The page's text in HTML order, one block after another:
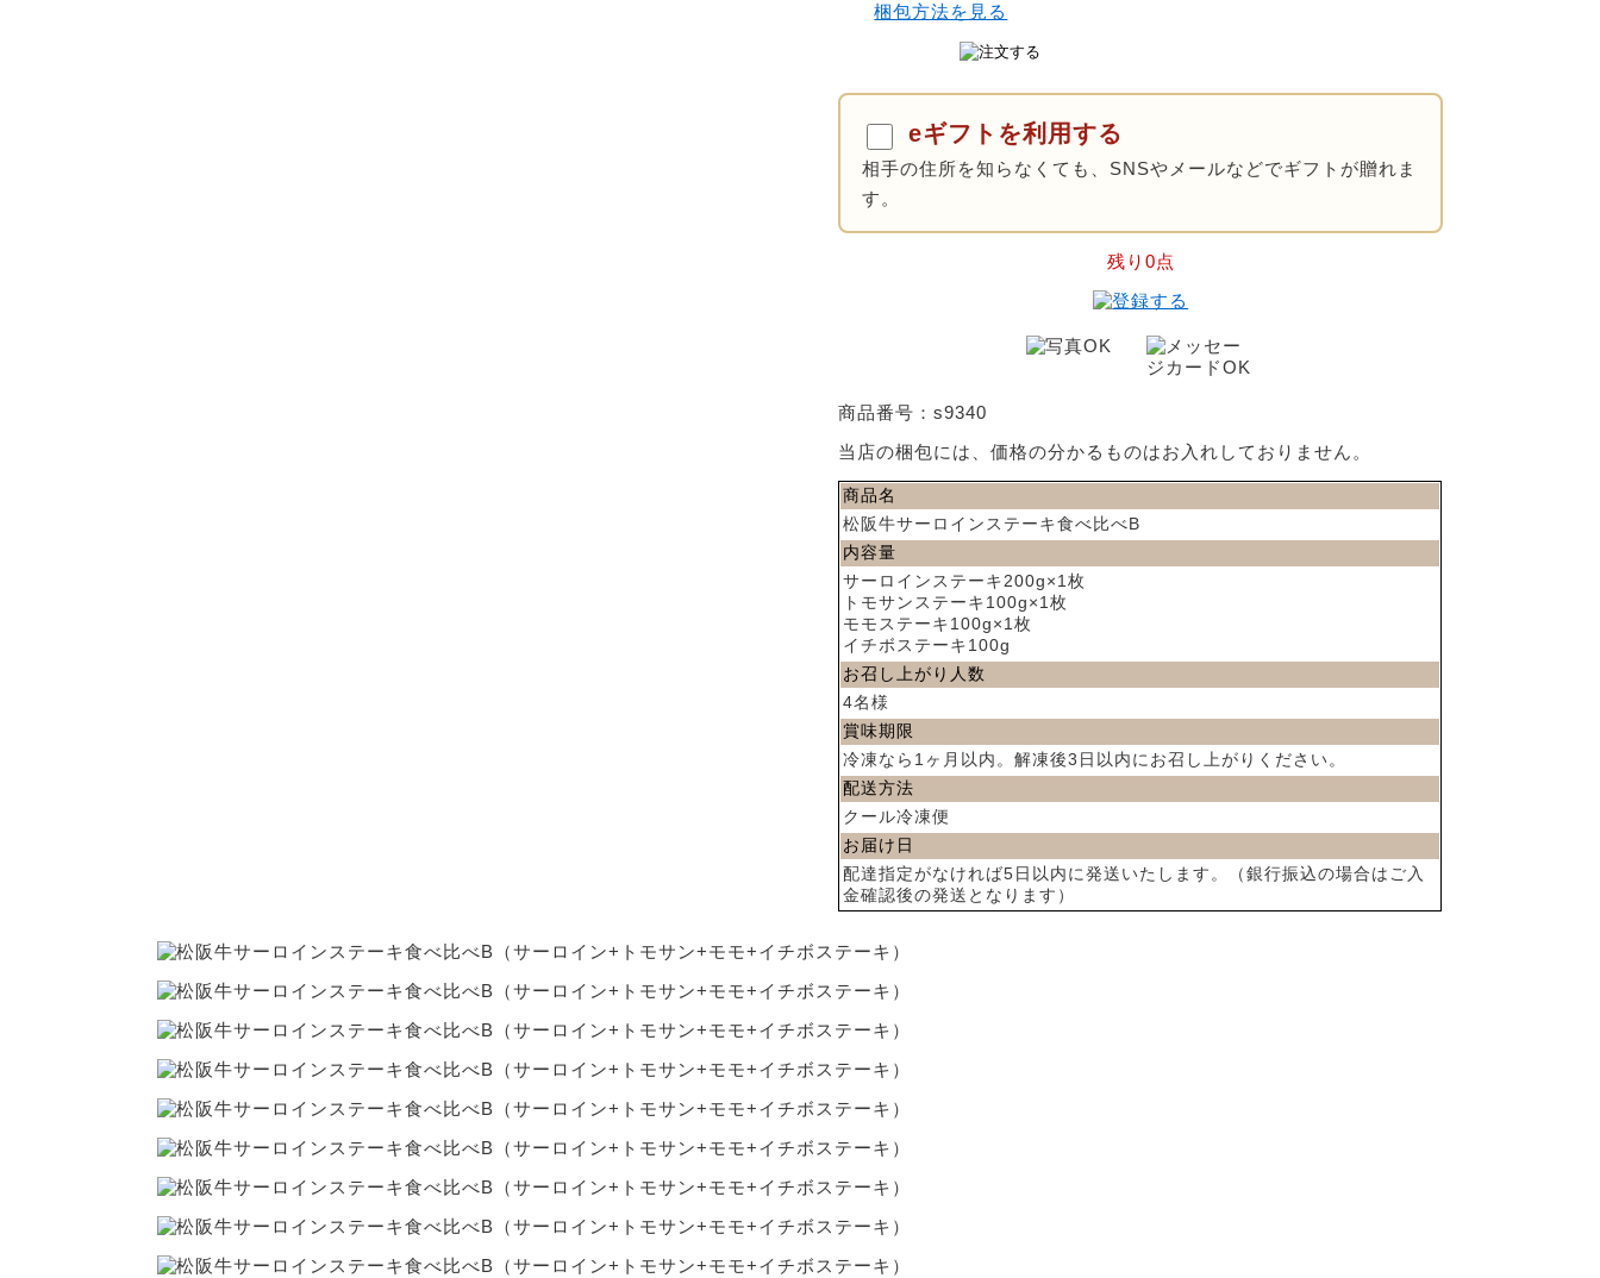
梱包方法を見る
eギフトを利用する
相手の住所を知らなくても、SNSやメールなどでギフトが贈れま
す。
残り0点
商品番号：s9340
当店の梱包には、価格の分かるものはお入れしておりません。
商品名
松阪牛サーロインステーキ食べ比べB
内容量
サーロインステーキ200g×1枚
トモサンステーキ100g×1枚
モモステーキ100g×1枚
イチボステーキ100g
お召し上がり人数
4名様
賞味期限
冷凍なら1ヶ月以内。解凍後3日以内にお召し上がりください。
配送方法
クール冷凍便
お届け日
配達指定がなければ5日以内に発送いたします。（銀行振込の場合はご入
金確認後の発送となります）